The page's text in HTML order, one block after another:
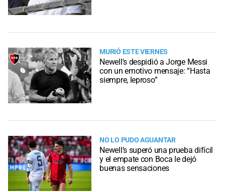
MURIÓ ESTE VIERNES
Newell's despidió a Jorge Messi
con un emotivo mensaje: “Hasta
siempre, leproso”
NO LO PUDO AGUANTAR
Newell’s superó una prueba difícil
y el empate con Boca le dejó
buenas sensaciones